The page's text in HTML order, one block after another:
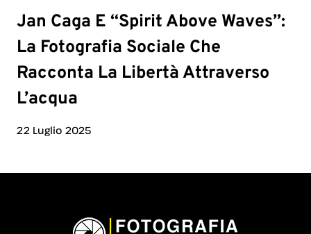
Jan Caga E “Spirit Above Waves”:
La Fotografia Sociale Che
Racconta La Libertà Attraverso
L’acqua
22 Luglio 2025